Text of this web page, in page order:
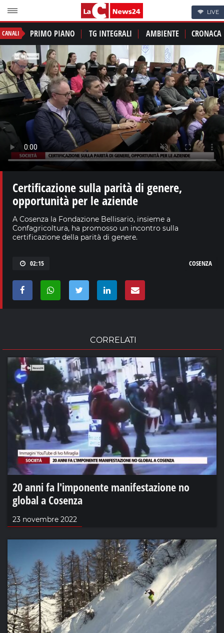
LIVE
CANALI PRIMO PIANO TG INTEGRALI AMBIENTE CRONACA
Certificazione sulla parità di genere,
opportunità per le aziende
A Cosenza la Fondazione Bellisario, insieme a
Confagricoltura, ha promosso un incontro sulla
certificazione della parità di genere.
02:15 COSENZA
CORRELATI
20 anni fa l'imponente manifestazione no
global a Cosenza
23 novembre 2022